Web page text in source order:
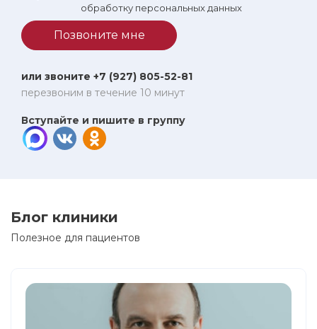
обработку персональных данных
Позвоните мне
или звоните +7 (927) 805-52-81
перезвоним в течение 10 минут
Вступайте и пишите в группу
Блог клиники
Полезное для пациентов